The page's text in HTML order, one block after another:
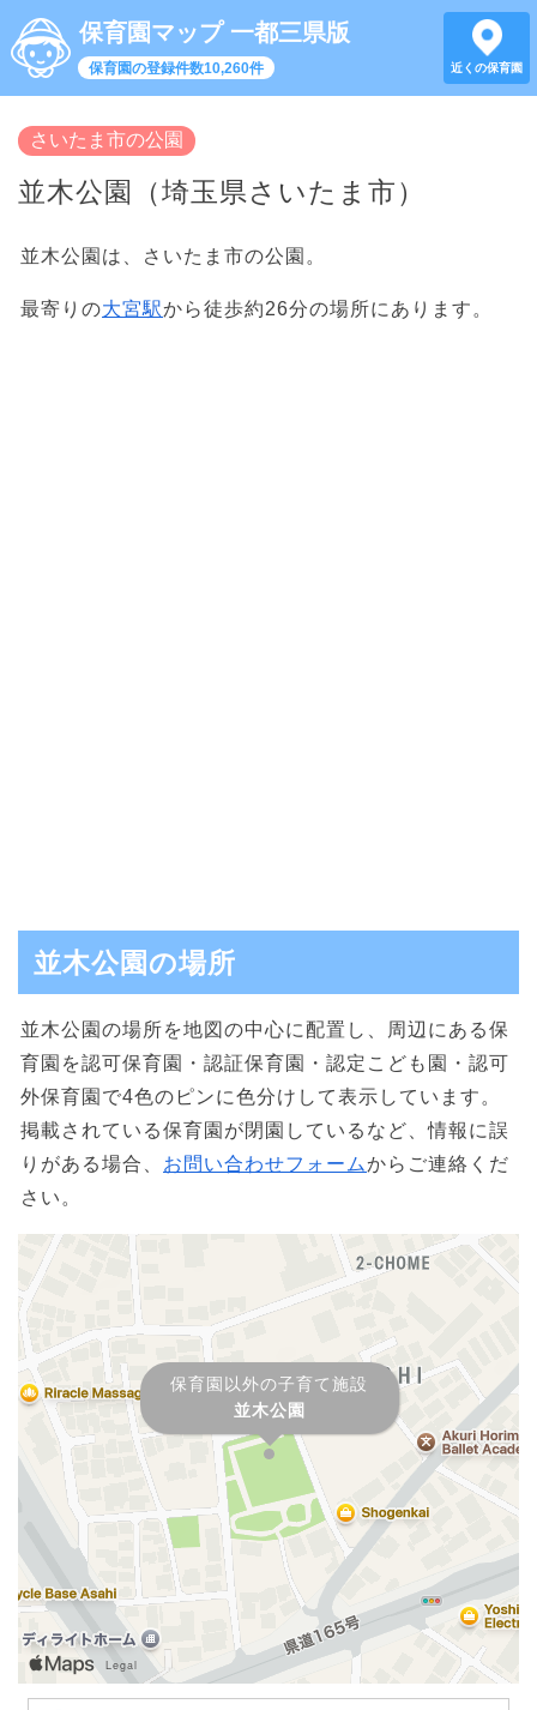
保育園マップ 一都三県版
保育園の登録件数10,260件 近くの保育園
さいたま市の公園
並木公園（埼玉県さいたま市）
並木公園は、さいたま市の公園。
最寄りの大宮駅から徒歩約26分の場所にあります。
並木公園の場所
並木公園の場所を地図の中心に配置し、周辺にある保
育園を認可保育園・認証保育園・認定こども園・認可
外保育園で4色のピンに色分けして表示しています。
掲載されている保育園が閉園しているなど、情報に誤
りがある場合、 お問い合わせフォームからご連絡くだ
さい。
保育園以外の子育て施設
並木公園